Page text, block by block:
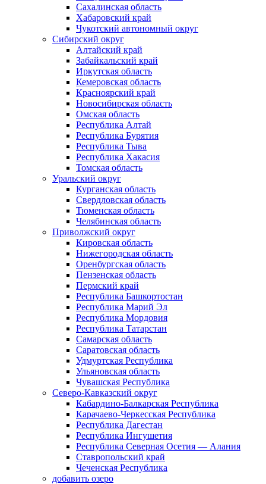
Сахалинская область
Хабаровский край
Чукотский автономный округ
Сибирский округ
Алтайский край
Забайкальский край
Иркутская область
Кемеровская область
Красноярский край
Новосибирская область
Омская область
Республика Алтай
Республика Бурятия
Республика Тыва
Республика Хакасия
Томская область
Уральский округ
Курганская область
Свердловская область
Тюменская область
Челябинская область
Приволжский округ
Кировская область
Нижегородская область
Оренбургская область
Пензенская область
Пермский край
Республика Башкортостан
Республика Марий Эл
Республика Мордовия
Республика Татарстан
Самарская область
Саратовская область
Удмуртская Республика
Ульяновская область
Чувашская Республика
Северо-Кавказский округ
Кабардино-Балкарская Республика
Карачаево-Черкесская Республика
Республика Дагестан
Республика Ингушетия
Республика Северная Осетия — Алания
Ставропольский край
Чеченская Республика
добавить озеро